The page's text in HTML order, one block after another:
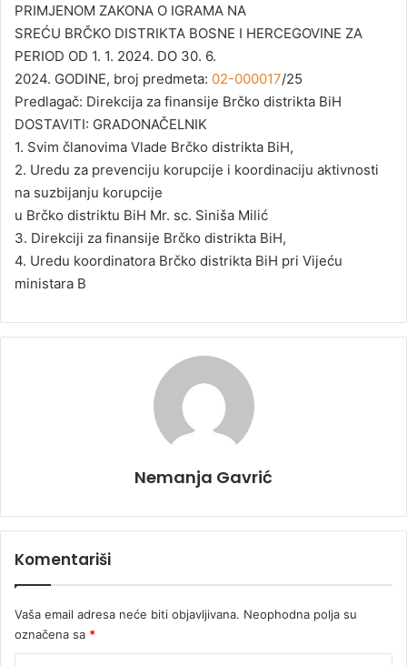
PRIMJENOM ZAKONA O IGRAMA NA
SREĆU BRČKO DISTRIKTA BOSNE I HERCEGOVINE ZA
PERIOD OD 1. 1. 2024. DO 30. 6.
2024. GODINE, broj predmeta: 02-000017/25
Predlagač: Direkcija za finansije Brčko distrikta BiH
DOSTAVITI: GRADONAČELNIK
1. Svim članovima Vlade Brčko distrikta BiH,
2. Uredu za prevenciju korupcije i koordinaciju aktivnosti
na suzbijanju korupcije
u Brčko distriktu BiH Mr. sc. Siniša Milić
3. Direkciji za finansije Brčko distrikta BiH,
4. Uredu koordinatora Brčko distrikta BiH pri Vijeću
ministara B
Nemanja Gavrić
Komentariši
Vaša email adresa neće biti objavljivana. Neophodna polja su
označena sa *